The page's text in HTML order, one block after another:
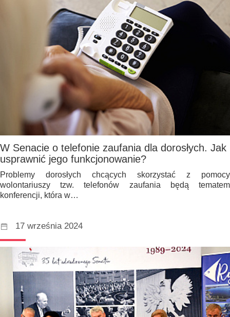
W Senacie o telefonie zaufania dla dorosłych. Jak
usprawnić jego funkcjonowanie?
Problemy dorosłych chcących skorzystać z pomocy
wolontariuszy tzw. telefonów zaufania będą tematem
konferencji, która w…
17 września 2024